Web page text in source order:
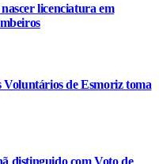
licenciatura em
de Esmoriz toma
distinguido com Voto de